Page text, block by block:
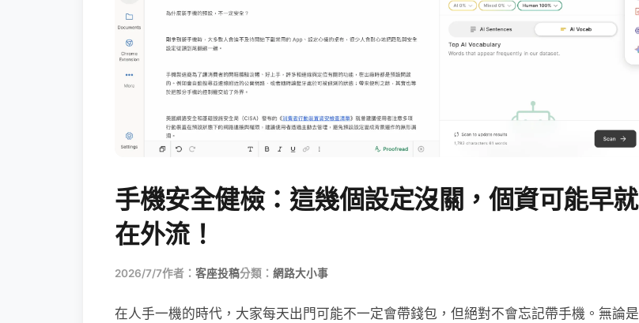
手機安全健檢：這幾個設定沒關，個資可能早就
在外流！
2026/7/7作者： 客座投稿分類： 網路大小事
在人手一機的時代，大家每天出門可能不一定會帶錢包，但絕對不會忘記帶手機。無論是